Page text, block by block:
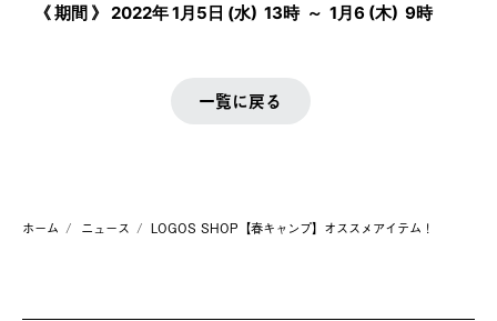
《 期間 》 2022年 1月5日 (水) 13時 ～ 1月6 (木) 9時
一覧に戻る
ホーム ニュース LOGOS SHOP【春キャンプ】オススメアイテム！